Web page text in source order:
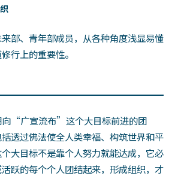
、青年部成员，从各种角度浅显易懂
行上的重要性。
“广宣流布”这个大目标前进的团
透过佛法使全人类幸福、构筑世界和平
大目标不是靠个人努力就能达成，它必
跃的每个个人团结起来，形成组织，才